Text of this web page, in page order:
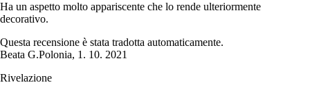
Ha un aspetto molto appariscente che lo rende ulteriormente
decorativo.
Questa recensione è stata tradotta automaticamente.
Beata G.Polonia, 1. 10. 2021
Rivelazione